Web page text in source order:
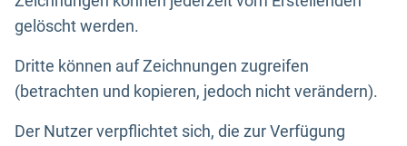
gelöscht werden.
Dritte können auf Zeichnungen zugreifen
(betrachten und kopieren, jedoch nicht verändern).
Der Nutzer verpflichtet sich, die zur Verfügung